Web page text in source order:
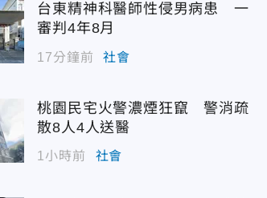
台東精神科醫師性侵男病患 一
審判4年8月
17分鐘前 社會
桃園民宅火警濃煙狂竄 警消疏
散8人4人送醫
1小時前 社會